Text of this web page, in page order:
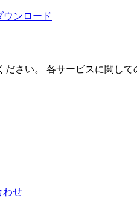
ウンロード
さい。 各サービスに関して
わせ